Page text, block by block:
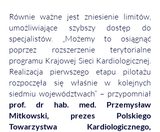
Równie ważne jest zniesienie limitów,
umożliwiające szybszy dostęp do
specjalistów. „Możemy to osiągnąć
poprzez rozszerzenie terytorialne
programu Krajowej Sieci Kardiologicznej.
Realizacja pierwszego etapu pilotażu
rozpoczęła się właśnie w kolejnych
prof. dr hab. med. Przemysław
Mitkowski, prezes Polskiego
Towarzystwa Kardiologicznego,